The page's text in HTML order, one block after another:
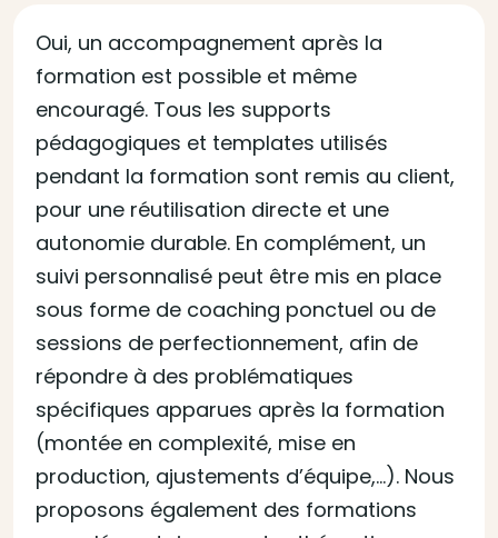
Oui, un accompagnement après la
formation est possible et même
encouragé. Tous les supports
pédagogiques et templates utilisés
pendant la formation sont remis au client,
pour une réutilisation directe et une
autonomie durable. En complément, un
suivi personnalisé peut être mis en place
sous forme de coaching ponctuel ou de
sessions de perfectionnement, afin de
répondre à des problématiques
spécifiques apparues après la formation
(montée en complexité, mise en
production, ajustements d’équipe,…). Nous
proposons également des formations